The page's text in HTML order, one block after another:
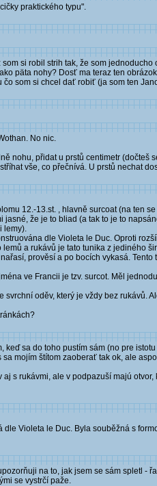
praktického typu".
si robil strih tak, že som
päta nohy? Dosť ma teraz ten
som si chcel dať robiť (ja som ten
No nic.
nohu, přidat u prstů centimetr (dočteš
vše, co přečnívá. U prstů nechat
12.-13.st. , hlavně surcoat (na ten
že je to bliad (a tak to je to
lemy).
dle Violeta le Duc. Oproti
a rukávů je tato tunika z jediného
prověsí a po bocích vykasá.
ve Francii je tzv. surcot. Měl
oděv, který je vždy bez rukávů.
sa do toho pustím sám (no pre
mojím štítom zaoberať tak ok, ale
s rukávmi, ale v podpazuší majú
Violeta le Duc. Byla souběžná s
na to, jak jsem se sám spletl -
se vystrčí paže.